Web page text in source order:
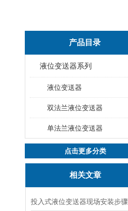
产品目录
液位变送器系列
液位变送器
双法兰液位变送器
单法兰液位变送器
点击更多分类
相关文章
投入式液位变送器现场安装步骤